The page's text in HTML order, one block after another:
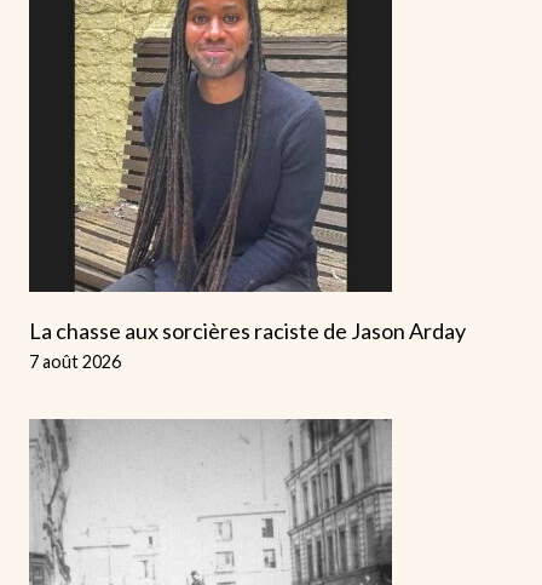
La chasse aux sorcières raciste de Jason Arday
7 août 2026